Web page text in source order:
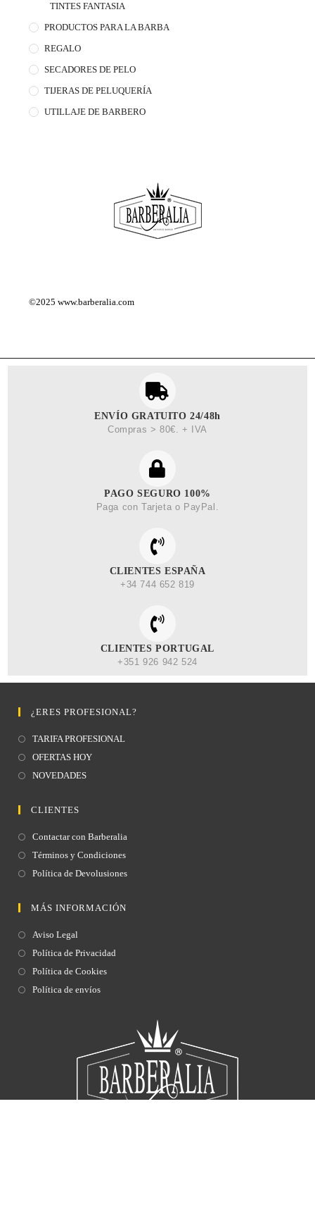
TINTES FANTASIA
PRODUCTOS PARA LA BARBA
REGALO
SECADORES DE PELO
TIJERAS DE PELUQUERÍA
UTILLAJE DE BARBERO
©2025www.barberalia.com
ENVÍO GRATUITO 24/48h
Compras > 80€. + IVA
PAGO SEGURO 100%
Paga con Tarjeta o PayPal.
CLIENTES ESPAÑA
+34 744 652 819
CLIENTES PORTUGAL
+351 926 942 524
MÁS INFORMACIÓN
Aviso Legal
Política de Privacidad
Política de Cookies
Política de envíos
CLIENTES
Contactar con Barberalia
Términos y Condiciones
Política de Devolusiones
¿ERES PROFESIONAL?
TARIFA PROFESIONAL
OFERTAS HOY
NOVEDADES